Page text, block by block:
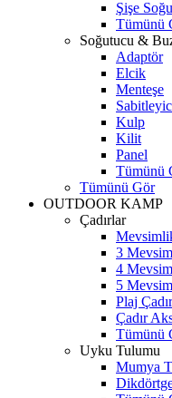
Şişe
Tümünü
Soğutucu &
Adaptör
Elcik
Menteşe
Kulp
Kilit
Panel
Tümünü
Tümünü Gör
OUTDOOR KAMP
Çadırlar
3
4
5
Plaj
Çadır
Tümünü
Uyku Tulumu
Mumya